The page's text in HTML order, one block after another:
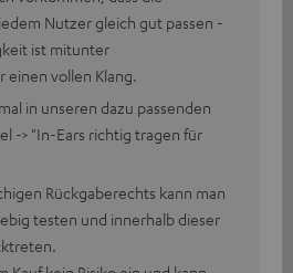
Nutzer gleich gut passen -
ist mitunter
einen vollen Klang.
in unseren dazu passenden
-> "In-Ears richtig tragen für
Rückgaberechts kann man
testen und innerhalb dieser